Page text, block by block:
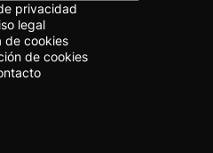
privacidad
legal
de cookies
de cookies